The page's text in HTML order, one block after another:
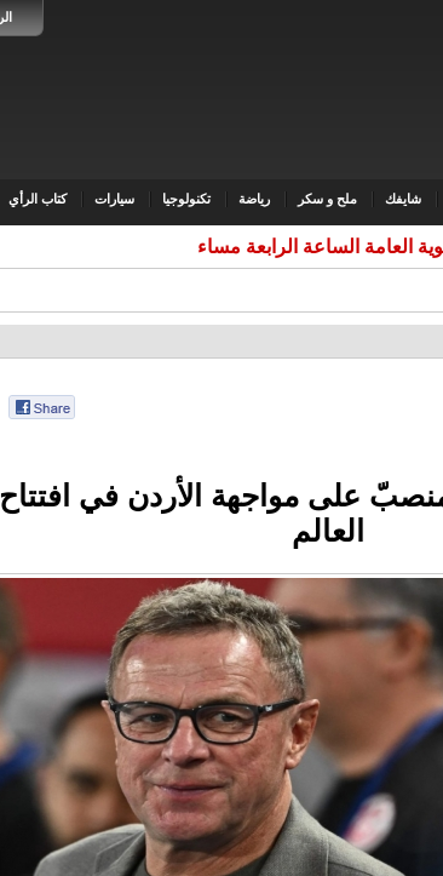
شايفك ملح و سكر رياضة تكنولوجيا سيارات كتاب الرأي
العامة الساعة الرابعة مساء الاث
على مواجهة الأردن في
العالم